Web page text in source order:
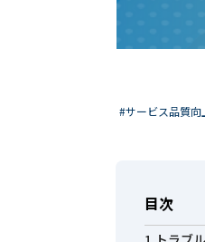
#サービス品質向
目次